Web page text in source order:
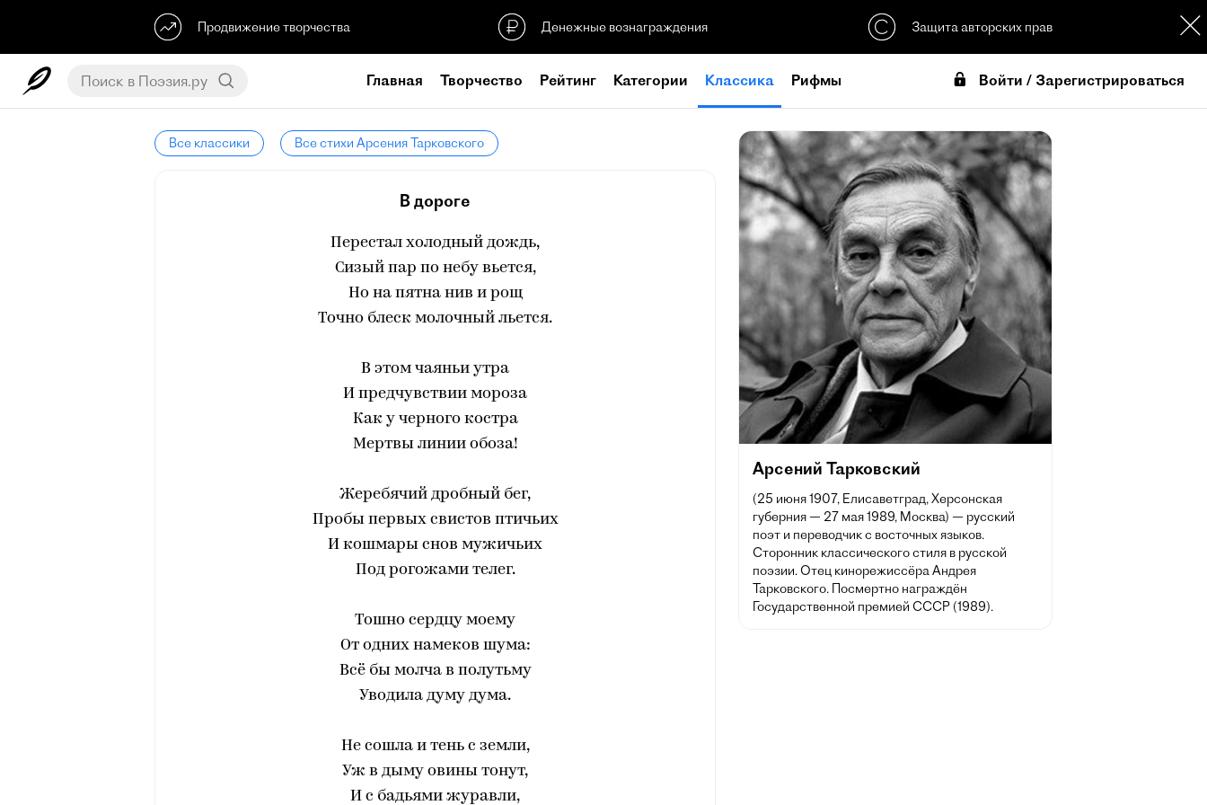
Продвижение творчества Денежные вознаграждения Защита авторских прав
Главная Творчество Рейтинг Категории Классика Рифмы Войти / Зарегистрироваться
Все классики Все стихи Арсения Тарковского
В дороге
Перестал холодный дождь,
Сизый пар по небу вьется,
Но на пятна нив и рощ
Точно блеск молочный льется.
В этом чаяньи утра
И предчувствии мороза
Как у черного костра
Мертвы линии обоза!
Жеребячий дробный бег,
Пробы первых свистов птичьих
И кошмары снов мужичьих
Под рогожами телег.
Тошно сердцу моему
От одних намеков шума:
Всё бы молча в полутьму
Уводила думу дума.
Не сошла и тень с земли,
Уж в дыму овины тонут,
И с бадьями журавли,
Арсений Тарковский
(25 июня 1907, Елисаветград, Херсонская
губерния — 27 мая 1989, Москва) — русский
поэт и переводчик с восточных языков.
Сторонник классического стиля в русской
поэзии. Отец кинорежиссёра Андрея
Тарковского. Посмертно награждён
Государственной премией СССР (1989).